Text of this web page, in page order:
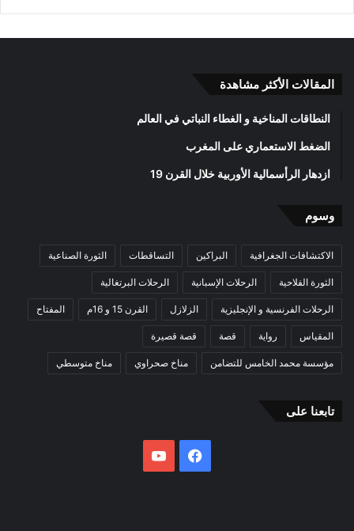
المقالات الأكثر مشاهدة
النطاقات المناخية و الغطاء النباتي في العالم
الضغط الاستعماري على المغرب
ازدهار الرأسمالية الأوربية خلال القرن 19
وسوم
الاكتشافات الجغرافية البراكين التساقطات الثورة الصناعية
الثورة الفلاحية الرحلات الإسبانية الرحلات البرتغالية
الرحلات الفرنسية و الإنجليزية الزلازل القرن 15 و 16م المفتاح
المقياس رواية قصة قصة قصيرة
مؤسسة محمد الخامس للتضامن مناخ صحراوي مناخ متوسطي
تابعنا على
فيسبوك